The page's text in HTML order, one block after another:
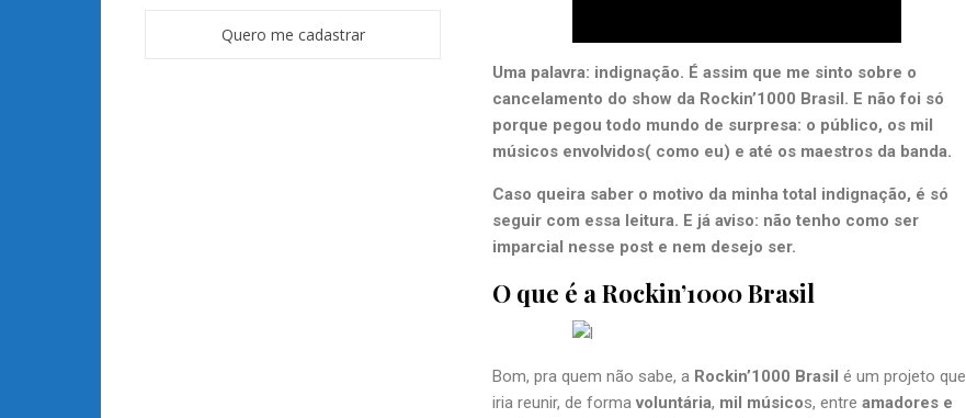
Uma palavra: indignação. É assim que me sinto sobre o
cancelamento do show da Rockin’1000 Brasil. E não foi só
porque pegou todo mundo de surpresa: o público, os mil
músicos envolvidos( como eu) e até os maestros da banda.
Caso queira saber o motivo da minha total indignação, é só
seguir com essa leitura. E já aviso: não tenho como ser
imparcial nesse post e nem desejo ser.
O que é a Rockin’1000 Brasil
Bom, pra quem não sabe, a Rockin’1000 Brasil é um projeto que
iria reunir, de formavoluntária, mil músicos, entre amadores e